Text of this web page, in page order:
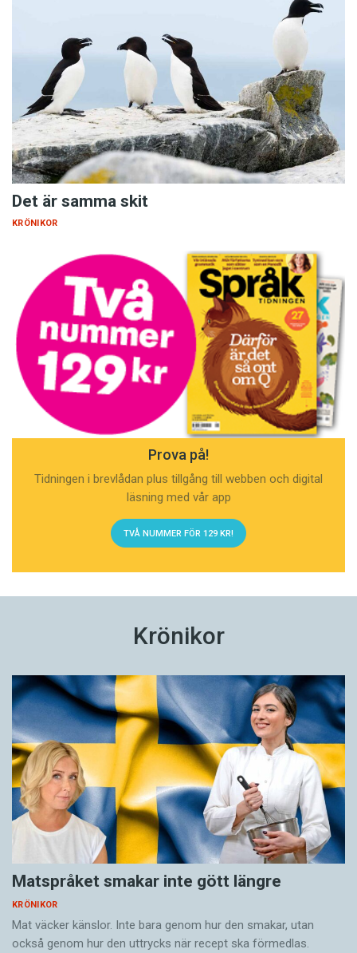
Det är samma skit
KRÖNIKOR
Prova på!
Tidningen i brevlådan plus tillgång till webben och digital
läsning med vår app
TVÅ NUMMER FÖR 129 KR!
Krönikor
Matspråket smakar inte gött längre
KRÖNIKOR
Mat väcker känslor. Inte bara genom hur den smakar, utan
också genom hur den uttrycks när recept ska förmedlas.